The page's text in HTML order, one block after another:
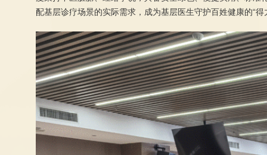
配基层诊疗场景的实际需求，成为基层医生守护百姓健康的“得